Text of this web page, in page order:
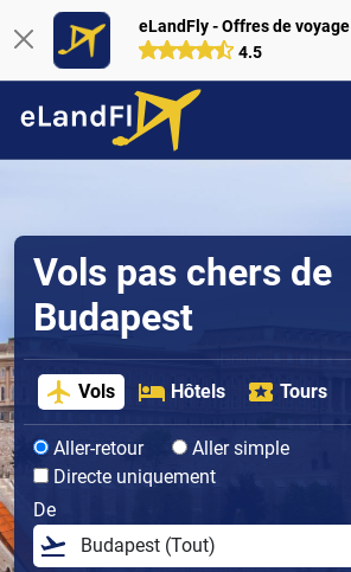
eLandFly - Offres de voyage
4.5
Vols pas chers de
Budapest
Vols Hôtels Tours
Aller-retour
Aller simple
Directe uniquement
De